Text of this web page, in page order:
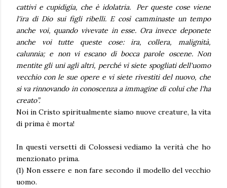
cattivi e cupidigia, che è idolatria.
Per queste cose viene
l'ira di Dio sui figli ribelli. E così camminaste un tempo
anche voi, quando vivevate in esse. Ora invece deponete
anche voi tutte queste cose: ira, collera, malignità,
calunnia; e non vi escano di bocca parole oscene. Non
mentite gli uni agli altri, perché vi siete spogliati dell'uomo
vecchio con le sue opere e vi siete rivestiti del nuovo, che
si va rinnovando in conoscenza a immagine di colui che l'ha
creato”.
Noi in Cristo spiritualmente siamo nuove creature, la vita
di prima è morta!
In questi versetti di Colossesi vediamo la verità che ho
menzionato prima.
(1) Non essere e non fare secondo il modello del vecchio
uomo.